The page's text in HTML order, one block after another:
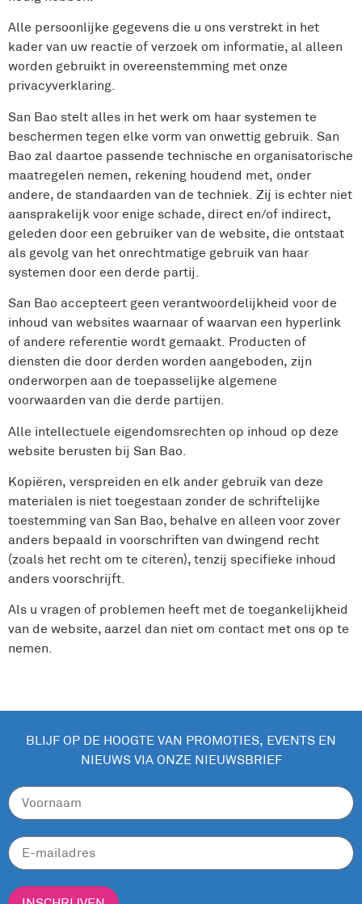
Alle persoonlijke gegevens die u ons verstrekt in het
kader van uw reactie of verzoek om informatie, al alleen
worden gebruikt in overeenstemming met onze
privacyverklaring.
San Bao stelt alles in het werk om haar systemen te
beschermen tegen elke vorm van onwettig gebruik. San
Bao zal daartoe passende technische en organisatorische
maatregelen nemen, rekening houdend met, onder
andere, de standaarden van de techniek. Zij is echter niet
aansprakelijk voor enige schade, direct en/of indirect,
geleden door een gebruiker van de website, die ontstaat
als gevolg van het onrechtmatige gebruik van haar
systemen door een derde partij.
San Bao accepteert geen verantwoordelijkheid voor de
inhoud van websites waarnaar of waarvan een hyperlink
of andere referentie wordt gemaakt. Producten of
diensten die door derden worden aangeboden, zijn
onderworpen aan de toepasselijke algemene
voorwaarden van die derde partijen.
Alle intellectuele eigendomsrechten op inhoud op deze
website berusten bij San Bao.
Kopiëren, verspreiden en elk ander gebruik van deze
materialen is niet toegestaan zonder de schriftelijke
toestemming van San Bao, behalve en alleen voor zover
anders bepaald in voorschriften van dwingend recht
(zoals het recht om te citeren), tenzij specifieke inhoud
anders voorschrijft.
Als u vragen of problemen heeft met de toegankelijkheid
van de website, aarzel dan niet om contact met ons op te
nemen.
BLIJF OP DE HOOGTE VAN PROMOTIES, EVENTS EN
NIEUWS VIA ONZE NIEUWSBRIEF